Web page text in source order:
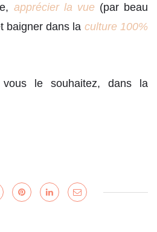
apprécier la vue(par beau
baigner dans la culture 100%
le souhaitez, dans la